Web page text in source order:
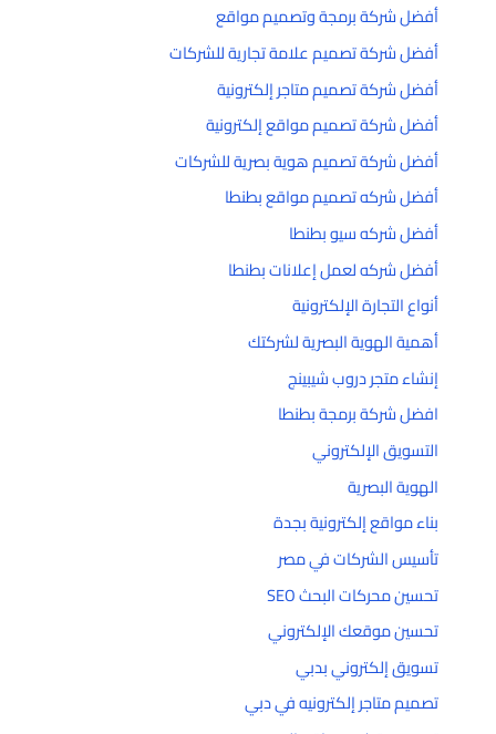
أفضل شركة برمجة وتصميم مواقع
أفضل شركة تصميم علامة تجارية للشركات
أفضل شركة تصميم متاجر إلكترونية
أفضل شركة تصميم مواقع إلكترونية
أفضل شركة تصميم هوية بصرية للشركات
أفضل شركه تصميم مواقع بطنطا
أفضل شركه سيو بطنطا
أفضل شركه لعمل إعلانات بطنطا
أنواع التجارة الإلكترونية
أهمية الهوية البصرية لشركتك
إنشاء متجر دروب شيبينج
افضل شركة برمجة بطنطا
التسويق الإلكتروني
الهوية البصرية
بناء مواقع إلكترونية بجدة
تأسيس الشركات في مصر
تحسين محركات البحث SEO
تحسين موقعك الإلكتروني
تسويق إلكتروني بدبي
تصميم متاجر إلكترونيه في دبي